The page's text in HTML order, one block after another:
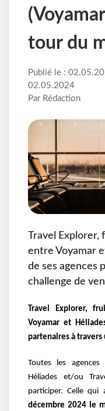
tour du
Publié le :
02.05.2024
Par Rédaction
Travel Explorer,
entre Voyamar
de ses agences
challenge de
Travel Explorer,
Voyamar et
partenaires à
Toutes les
Héliades et/ou
participer. Celle qui
décembre 2024 le